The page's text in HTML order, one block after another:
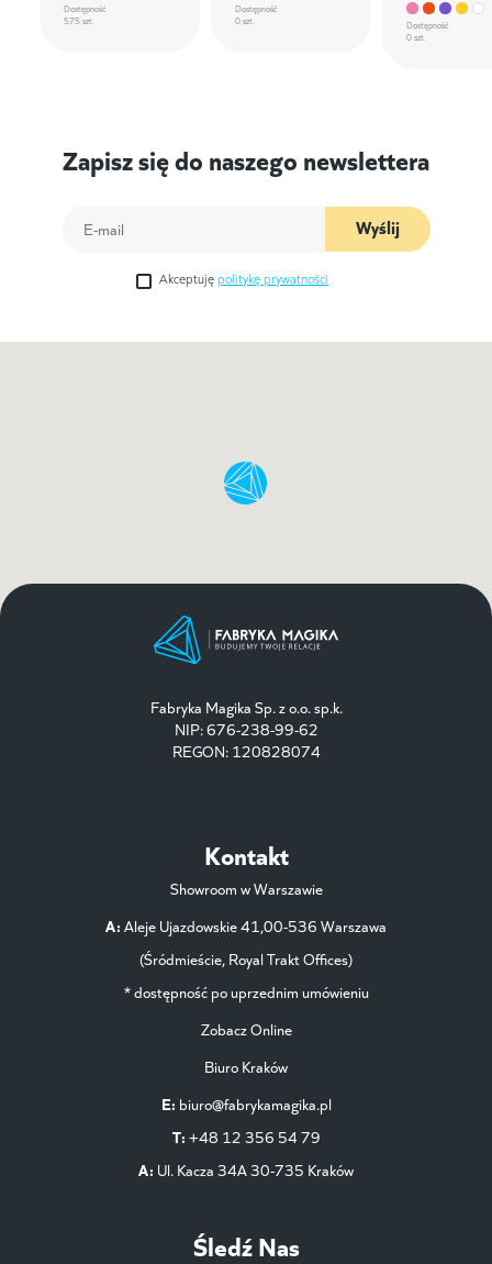
Dostępność
575 szt.
Dostępność
0 szt.
Dostępność
0 szt.
Zapisz się do naszego newslettera
Wyślij
Akceptuję politykę prywatności
Fabryka Magika Sp. z o.o. sp.k.
NIP: 676-238-99-62
REGON: 120828074
Kontakt
Showroom w Warszawie
A: Aleje Ujazdowskie 41,00-536 Warszawa
(Śródmieście, Royal Trakt Offices)
* dostępność po uprzednim umówieniu
Zobacz Online
Biuro Kraków
E: biuro@fabrykamagika.pl
T: +48 12 356 54 79
A: Ul. Kacza 34A 30-735 Kraków
Śledź Nas